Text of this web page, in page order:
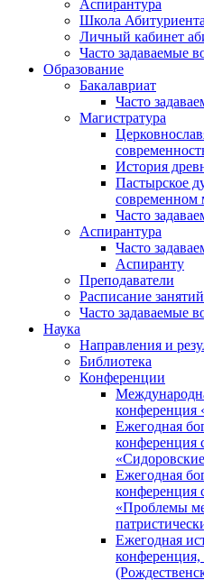
Аспирантура
Школа Абитуриента
Личный кабинет
Часто задаваемые
Образование
Бакалавриат
Часто
Магистратура
История
Пастырское
современном
Часто
Аспирантура
Часто
Аспиранту
Преподаватели
Расписание занятий
Часто задаваемые
Наука
Направления и
Библиотека
Конференции
Ежегодная
конференция
Ежегодная
конференция
«Проблемы
Ежегодная